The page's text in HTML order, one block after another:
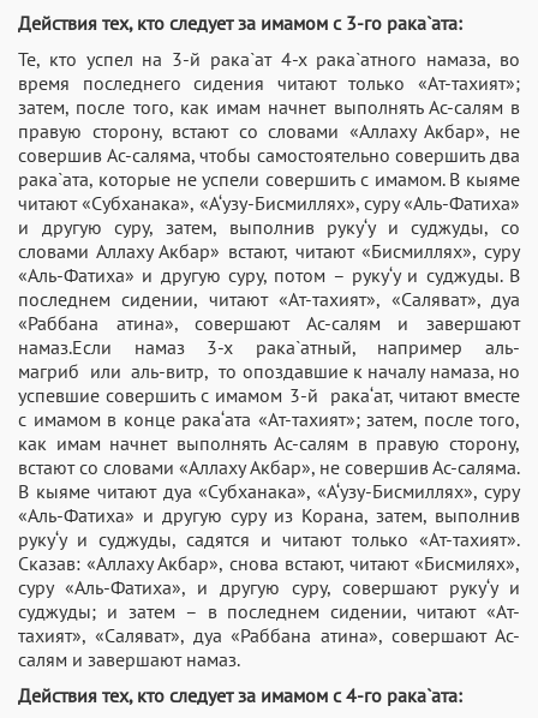
Действия тех, кто следует за имамом с 3-го рака`ата:
Те, кто успел на 3-й рака`ат 4-х рака`атного намаза, во
время последнего сидения читают только «Ат-тахият»;
затем, после того, как имам начнет выполнять Ас-салям в
правую сторону, встают со словами «Аллаху Акбар», не
совершив Ас-саляма, чтобы самостоятельно совершить два
рака`ата, которые не успели совершить с имамом. В кыяме
читают «Субханака», «А‘узу-Бисмиллях», суру «Аль-Фатиха»
и другую суру, затем, выполнив руку‘у и суджуды, со
словами Аллаху Акбар» встают, читают «Бисмиллях», суру
«Аль-Фатиха» и другую суру, потом – руку‘у и суджуды. В
последнем сидении, читают «Ат-тахият», «Саляват», дуа
«Раббана атина», совершают Ас-салям и завершают
намаз.Если намаз 3-х рака`атный, например аль-
магриб или аль-витр, то опоздавшие к началу намаза, но
успевшие совершить с имамом 3-й рака‘ат, читают вместе
с имамом в конце рака‘ата «Ат-тахият»; затем, после того,
как имам начнет выполнять Ас-салям в правую сторону,
встают со словами «Аллаху Акбар», не совершив Ас-саляма.
В кыяме читают дуа «Субханака», «А‘узу-Бисмиллях», суру
«Аль-Фатиха» и другую суру из Корана, затем, выполнив
руку‘у и суджуды, садятся и читают только «Ат-тахият».
Сказав: «Аллаху Акбар», снова встают, читают «Бисмилях»,
суру «Аль-Фатиха», и другую суру, совершают руку‘у и
суджуды; и затем – в последнем сидении, читают «Ат-
тахият», «Саляват», дуа «Раббана атина», совершают Ас-
салям и завершают намаз.
Действия тех, кто следует за имамом с 4-го рака`ата: